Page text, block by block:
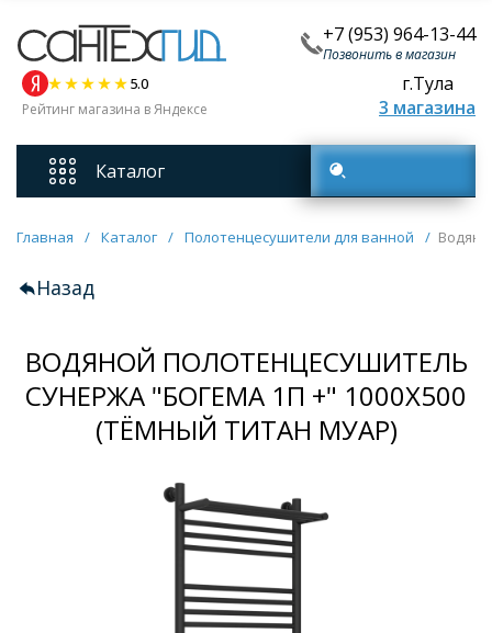
+7 (953) 964-13-44
Позвонить в магазин
5.0
Рейтинг магазина в Яндексе
г.Тула
3 магазина
Каталог
Смесители
Унитазы
Мебель для ванных комнат
Ванны
Кухонные мойки
Душевые кабины
Главная / Каталог / Полотенцесушители для ванной /
Назад
ВОДЯНОЙ ПОЛОТЕНЦЕСУШИТЕЛЬ
СУНЕРЖА "БОГЕМА 1П +" 1000Х500
(ТЁМНЫЙ ТИТАН МУАР)